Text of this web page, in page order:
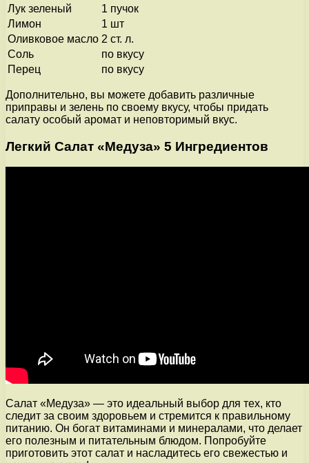
Лук зеленый
1 пучок
Лимон
1 шт
Оливковое масло 2 ст. л.
Соль
по вкусу
Перец
по вкусу
Дополнительно, вы можете добавить различные
приправы и зелень по своему вкусу, чтобы придать
салату особый аромат и неповторимый вкус.
Легкий Салат «Медуза» 5 Ингредиентов
Салат «Медуза» — это идеальный выбор для тех, кто
следит за своим здоровьем и стремится к правильному
питанию. Он богат витаминами и минералами, что делает
его полезным и питательным блюдом. Попробуйте
приготовить этот салат и насладитесь его свежестью и